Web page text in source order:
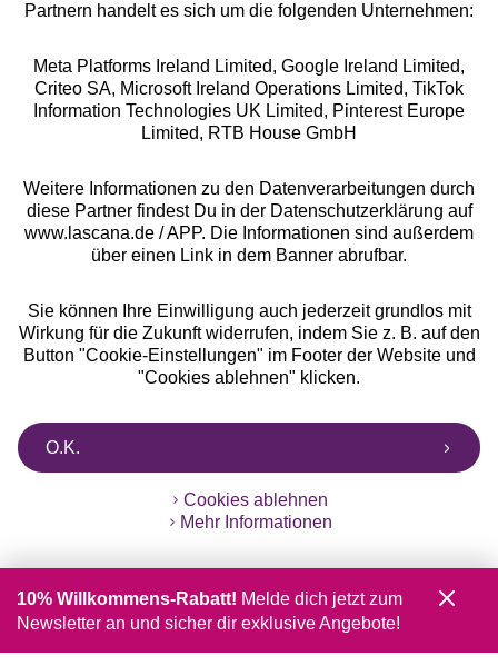
Alle Preise inkl. MwSt., zzgl.
Versandkosten
** Bonität vorausgesetzt, berechtigt zur Bonitätsprüfung
Partnern handelt es sich um die folgenden Unternehmen:
Meta Platforms Ireland Limited, Google Ireland Limited,
Criteo SA, Microsoft Ireland Operations Limited, TikTok
Information Technologies UK Limited, Pinterest Europe
Limited, RTB House GmbH
Weitere Informationen zu den Datenverarbeitungen durch
diese Partner findest Du in der Datenschutzerklärung auf
www.lascana.de / APP. Die Informationen sind außerdem
über einen Link in dem Banner abrufbar.
Sie können Ihre Einwilligung auch jederzeit grundlos mit
Wirkung für die Zukunft widerrufen, indem Sie z. B. auf den
Button "Cookie-Einstellungen" im Footer der Website und
"Cookies ablehnen" klicken.
O.K.
Cookies ablehnen
Mehr Informationen
10% Willkommens-Rabatt! Melde dich jetzt zum
Newsletter an und sicher dir exklusive Angebote!